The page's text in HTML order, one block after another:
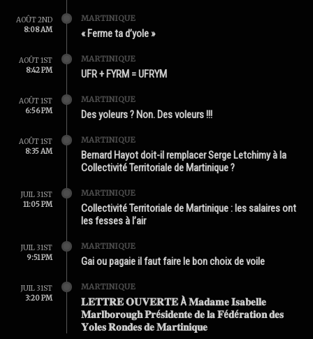
AOÛT 2ND
8:08 AM
MARTINIQUE
« Ferme ta d’yole »
AOÛT 1ST
8:42 PM
MARTINIQUE
UFR + FYRM = UFRYM
AOÛT 1ST
6:56 PM
MARTINIQUE
Des yoleurs ? Non. Des voleurs !!!
AOÛT 1ST
8:35 AM
MARTINIQUE
Bernard Hayot doit-il remplacer Serge Letchimy à la
Collectivité Territoriale de Martinique ?
JUIL 31ST
11:05 PM
MARTINIQUE
Collectivité Territoriale de Martinique : les salaires ont
les fesses à l’air
JUIL 31ST
9:51 PM
MARTINIQUE
Gai ou pagaie il faut faire le bon choix de voile
JUIL 31ST
3:20 PM
MARTINIQUE
𝐋𝐄𝐓𝐓𝐑𝐄 𝐎𝐔𝐕𝐄𝐑𝐓𝐄 À 𝐌𝐚𝐝𝐚𝐦𝐞 𝐈𝐬𝐚𝐛𝐞𝐥𝐥𝐞
𝐌𝐚𝐫𝐥𝐛𝐨𝐫𝐨𝐮𝐠𝐡 𝐏𝐫é𝐬𝐢𝐝𝐞𝐧𝐭𝐞 𝐝𝐞 𝐥𝐚 𝐅é𝐝é𝐫𝐚𝐭𝐢𝐨𝐧 𝐝𝐞𝐬
𝐘𝐨𝐥𝐞𝐬 𝐑𝐨𝐧𝐝𝐞𝐬 𝐝𝐞 𝐌𝐚𝐫𝐭𝐢𝐧𝐢𝐪𝐮𝐞